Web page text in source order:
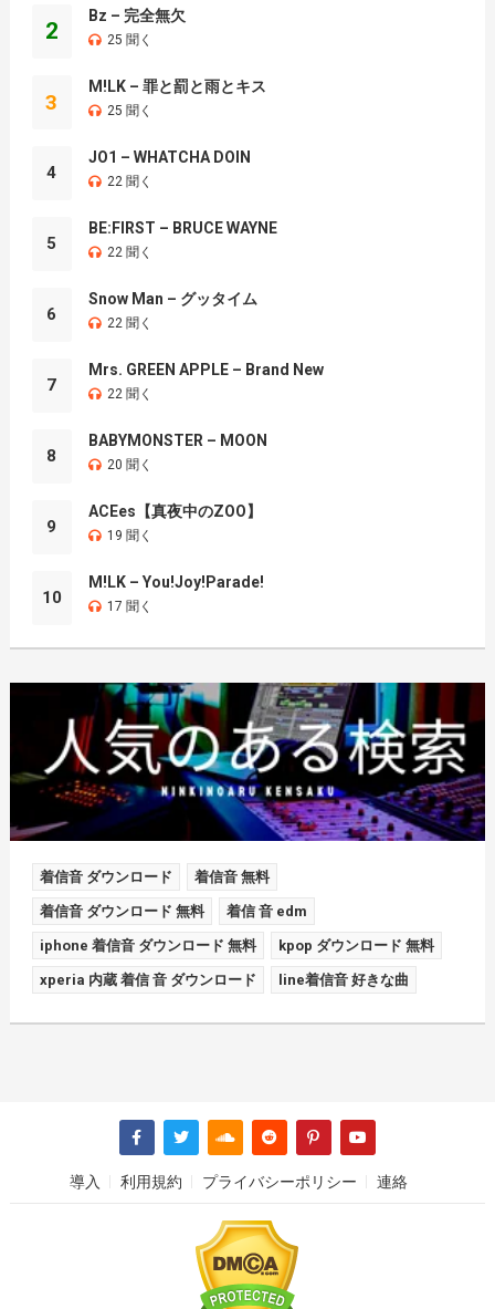
2
Bz – 完全無欠
25 聞く
3
M!LK – 罪と罰と雨とキス
25 聞く
4
JO1 – WHATCHA DOIN
22 聞く
5
BE:FIRST – BRUCE WAYNE
22 聞く
6
Snow Man – グッタイム
22 聞く
7
Mrs. GREEN APPLE – Brand New
22 聞く
8
BABYMONSTER – MOON
20 聞く
9
ACEes【真夜中のZOO】
19 聞く
10
M!LK – You!Joy!Parade!
17 聞く
着信音 ダウンロード 着信音 無料
着信音 ダウンロード 無料 着信 音 edm
iphone 着信音 ダウンロード 無料 kpop ダウンロード 無料
xperia 内蔵 着信 音 ダウンロード line着信音 好きな曲
導入 利用規約 プライバシーポリシー 連絡